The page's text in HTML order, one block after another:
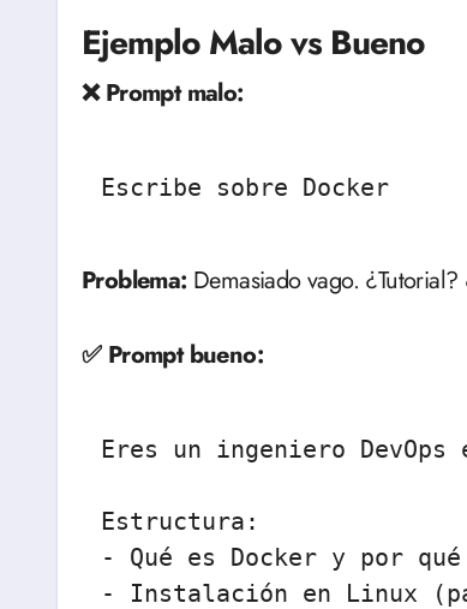
Ejemplo Malo vs Bueno
❌ Prompt malo:
Escribe sobre Docker
Problema: Demasiado vago.
✅ Prompt bueno:
Eres un ingeniero
Estructura:
- Qué es Docker y por
- Instalación en Linux